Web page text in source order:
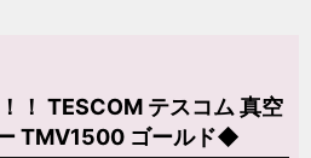
！ TESCOM テスコム 真空
TMV1500 ゴールド◆